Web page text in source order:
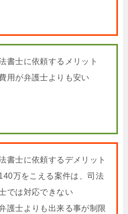
書士に依頼するメリット
費用が弁護士よりも安い
書士に依頼するデメリット
140万をこえる案件は、司法
では対応できない
弁護士よりも出来る事が制限